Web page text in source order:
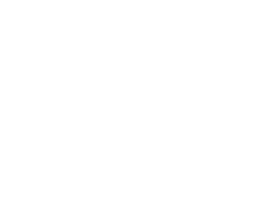
femenino. A lo